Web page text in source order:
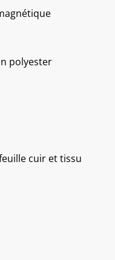
polyester
cuir et tissu